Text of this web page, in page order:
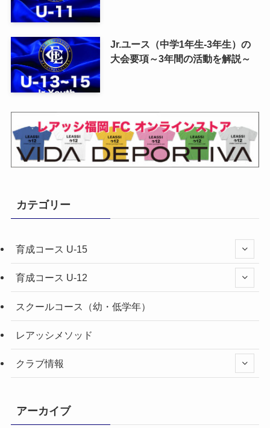
Jr.ユース（中学1年生-3年生）の
大会要項～3年間の活動を解説～
カテゴリー
育成コース U-15
育成コース U-12
スクールコース（幼・低学年）
レアッシメソッド
クラブ情報
アーカイブ